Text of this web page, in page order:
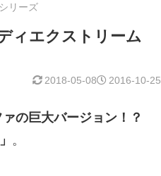
リーズ
ィエクストリーム
2016-10-25
2018-05-08
の巨大バージョン！？
。